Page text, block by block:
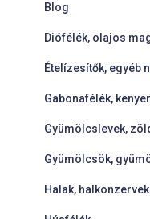
Blog
Diófélék, olajos
Ételízesítők, egyéb
Gabonafélék,
Gyümölcslevek,
Gyümölcsök,
Halak, halkonzervek